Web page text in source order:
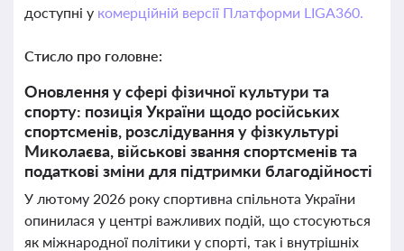
доступні у комерційній версії Платформи LIGA360.
Стисло про головне:
Оновлення у сфері фізичної культури та
спорту: позиція України щодо російських
спортсменів, розслідування у фізкультурі
Миколаєва, військові звання спортсменів та
податкові зміни для підтримки благодійності
У лютому 2026 року спортивна спільнота України
опинилася у центрі важливих подій, що стосуються
як міжнародної політики у спорті, так і внутрішніх